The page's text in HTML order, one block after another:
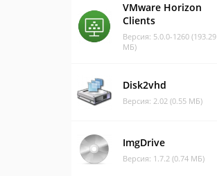
VMware Horizon
Clients
Версия: 5.0.0-1260 (193.29
МБ)
Disk2vhd
Версия: 2.02 (0.55 МБ)
ImgDrive
Версия: 1.7.2 (0.74 МБ)